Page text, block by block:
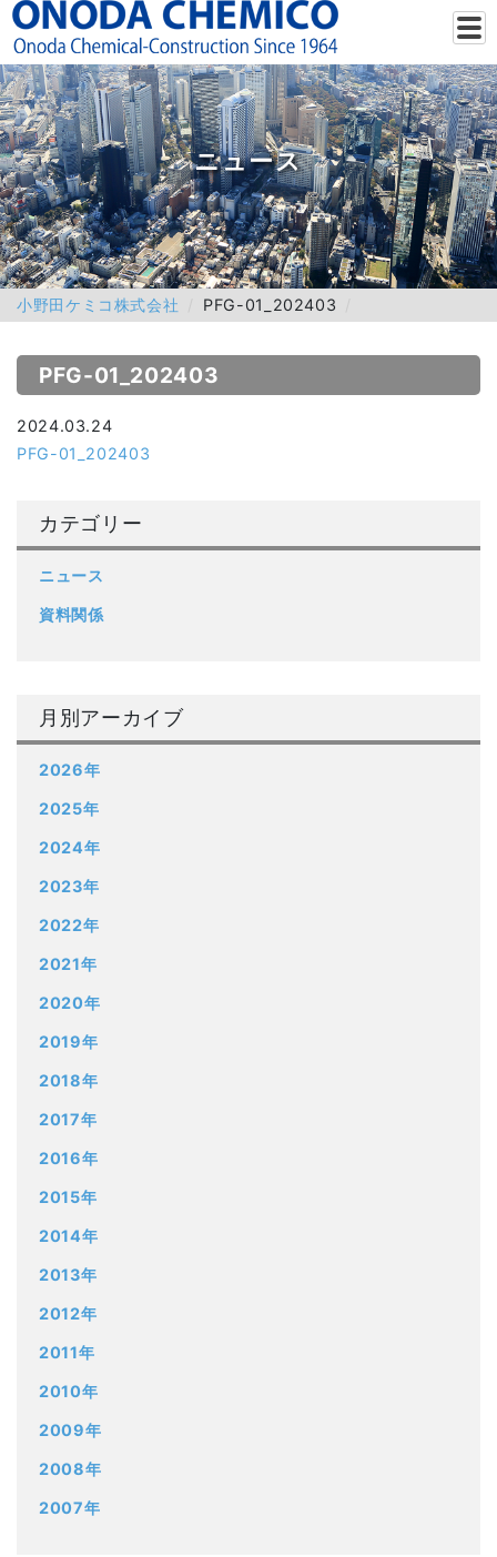
ニュース
小野田ケミコ株式会社 PFG-01_202403
PFG-01_202403
2024.03.24
PFG-01_202403
カテゴリー
ニュース
資料関係
月別アーカイブ
2026年
2025年
2024年
2023年
2022年
2021年
2020年
2019年
2018年
2017年
2016年
2015年
2014年
2013年
2012年
2011年
2010年
2009年
2008年
2007年